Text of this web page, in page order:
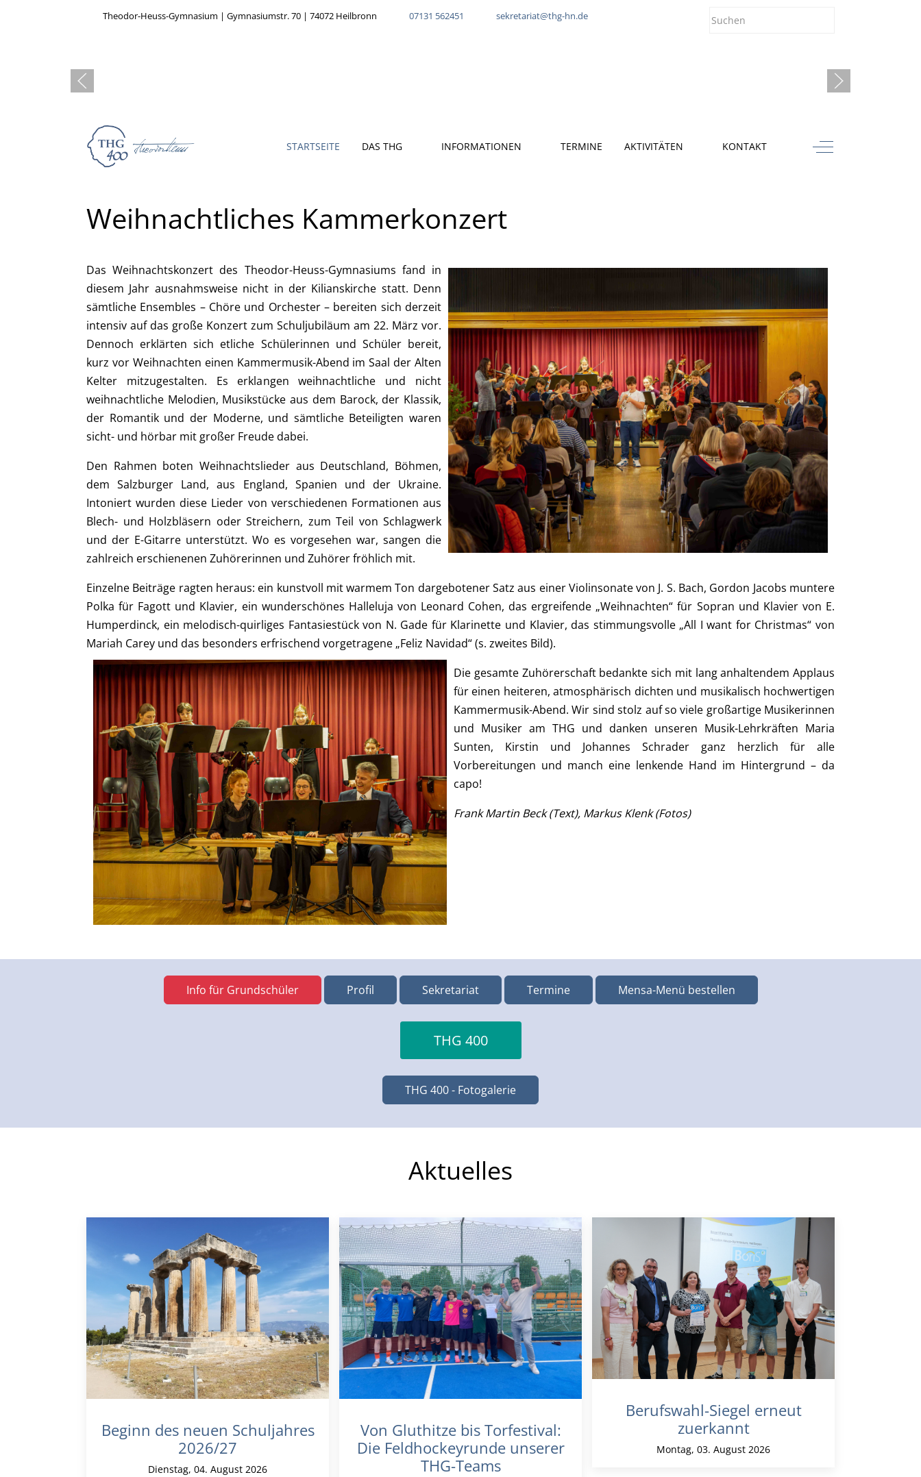
Theodor-Heuss-Gymnasium | Gymnasiumstr. 70 | 74072 Heilbronn 07131 562451 sekretariat@thg-hn.de
STARTSEITE DAS THG INFORMATIONEN TERMINE AKTIVITÄTEN KONTAKT Off-Canvas Toggle
Weihnachtliches Kammerkonzert
Das Weihnachtskonzert des Theodor-Heuss-Gymnasiums fand in
diesem Jahr ausnahmsweise nicht in der Kilianskirche statt. Denn
sämtliche Ensembles – Chöre und Orchester – bereiten sich derzeit
intensiv auf das große Konzert zum Schuljubiläum am 22. März vor.
Dennoch erklärten sich etliche Schülerinnen und Schüler bereit,
kurz vor Weihnachten einen Kammermusik-Abend im Saal der Alten
Kelter mitzugestalten. Es erklangen weihnachtliche und nicht
weihnachtliche Melodien, Musikstücke aus dem Barock, der Klassik,
der Romantik und der Moderne, und sämtliche Beteiligten waren
sicht- und hörbar mit großer Freude dabei.
Den Rahmen boten Weihnachtslieder aus Deutschland, Böhmen,
dem Salzburger Land, aus England, Spanien und der Ukraine.
Intoniert wurden diese Lieder von verschiedenen Formationen aus
Blech- und Holzbläsern oder Streichern, zum Teil von Schlagwerk
und der E-Gitarre unterstützt. Wo es vorgesehen war, sangen die
zahlreich erschienenen Zuhörerinnen und Zuhörer fröhlich mit.
Einzelne Beiträge ragten heraus: ein kunstvoll mit warmem Ton dargebotener Satz aus einer Violinsonate von J. S. Bach, Gordon Jacobs muntere
Polka für Fagott und Klavier, ein wunderschönes Halleluja von Leonard Cohen, das ergreifende „Weihnachten“ für Sopran und Klavier von E.
Humperdinck, ein melodisch-quirliges Fantasiestück von N. Gade für Klarinette und Klavier, das stimmungsvolle „All I want for Christmas“ von
Mariah Carey und das besonders erfrischend vorgetragene „Feliz Navidad“ (s. zweites Bild).
Die gesamte Zuhörerschaft bedankte sich mit lang anhaltendem Applaus
für einen heiteren, atmosphärisch dichten und musikalisch hochwertigen
Kammermusik-Abend. Wir sind stolz auf so viele großartige Musikerinnen
und Musiker am THG und danken unseren Musik-Lehrkräften Maria
Sunten, Kirstin und Johannes Schrader ganz herzlich für alle
Vorbereitungen und manch eine lenkende Hand im Hintergrund – da
capo!
Frank Martin Beck (Text), Markus Klenk (Fotos)
Info für Grundschüler Profil Sekretariat Termine Mensa-Menü bestellen
THG 400
THG 400 - Fotogalerie
Aktuelles
Beginn des neuen Schuljahres
2026/27
Dienstag, 04. August 2026
Von Gluthitze bis Torfestival:
Die Feldhockeyrunde unserer
THG-Teams
Berufswahl-Siegel erneut
zuerkannt
Montag, 03. August 2026